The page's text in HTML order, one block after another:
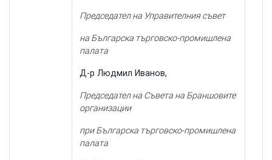
Председател на Управителния съвет
на Българска търговско-промишлена
палата
Д-р Людмил Иванов,
Председател на Съвета на Браншовите
организации
при Българска търговско-промишлена
палата